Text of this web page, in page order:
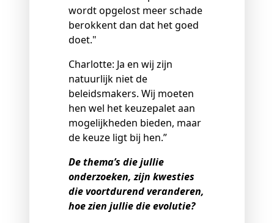
wordt opgelost meer schade
berokkent dan dat het goed
doet."
Charlotte: Ja en wij zijn
natuurlijk niet de
beleidsmakers. Wij moeten
hen wel het keuzepalet aan
mogelijkheden bieden, maar
de keuze ligt bij hen.”
De thema’s die jullie
onderzoeken, zijn kwesties
die voortdurend veranderen,
hoe zien jullie die evolutie?